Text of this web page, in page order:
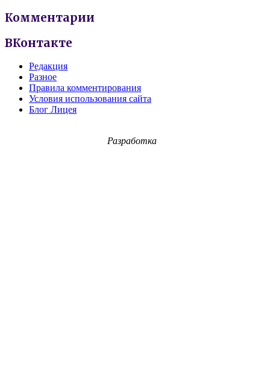
Комментарии
ВКонтакте
Редакция
Разное
Правила комментирования
Условия использования сайта
Блог Лицея
Разработка